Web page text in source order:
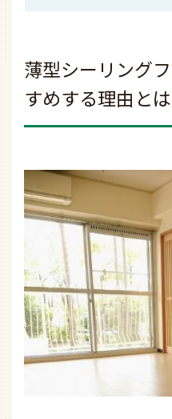
薄型シーリング
すめする理由と